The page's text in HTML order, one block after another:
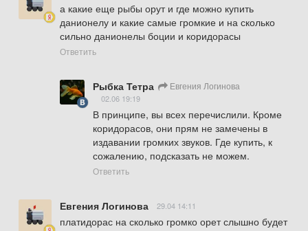
а какие еще рыбы орут и где можно купить
данионелу и какие самые громкие и на сколько
сильно данионелы боции и коридорасы
Ответить
Рыбка Тетра Евгения Логинова
02.06 19:19
В принципе, вы всех перечислили. Кроме
коридорасов, они прям не замечены в
издавании громких звуков. Где купить, к
сожалению, подсказать не можем.
Ответить
Евгения Логинова 29.04 14:11
платидорас на сколько громко орет слышно будет